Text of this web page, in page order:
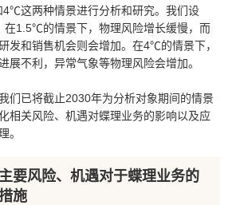
这两种情景进行分析和研究。我们设
1.5℃的情景下，物理风险增长缓慢，而
发和销售机会则会增加。在4℃的情景下，
展不利，异常气象等物理风险会增加。
们已将截止2030年为分析对象期间的情景
相关风险、机遇对蝶理业务的影响以及应
。
要风险、机遇对于蝶理业务的
施